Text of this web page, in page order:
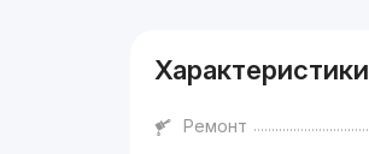
Характеристики
Ремонт